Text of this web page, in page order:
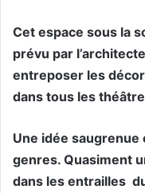
Cet espace sous la
prévu par
entreposer les
dans tous les
Une idée
genres. Quasiment
dans les entrailles